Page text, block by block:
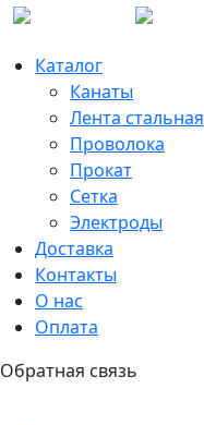
Каталог
Канаты
Лента стальная
Проволока
Прокат
Сетка
Электроды
Доставка
Контакты
О нас
Оплата
Обратная связь